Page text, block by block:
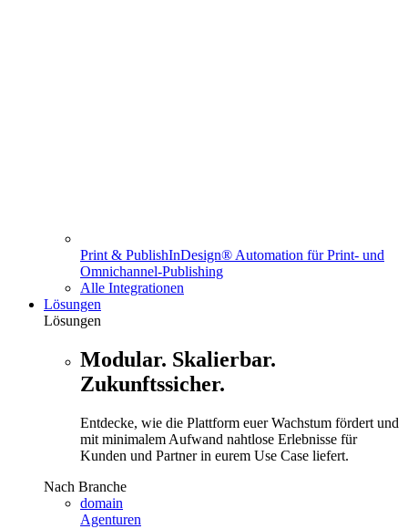
Print & PublishInDesign® Automation für Print- und
Omnichannel-Publishing
Alle Integrationen
Lösungen
Lösungen
Modular. Skalierbar.
Zukunftssicher.
Entdecke, wie die Plattform euer Wachstum fördert und
mit minimalem Aufwand nahtlose Erlebnisse für
Kunden und Partner in eurem Use Case liefert.
Nach Branche
domain
Agenturen